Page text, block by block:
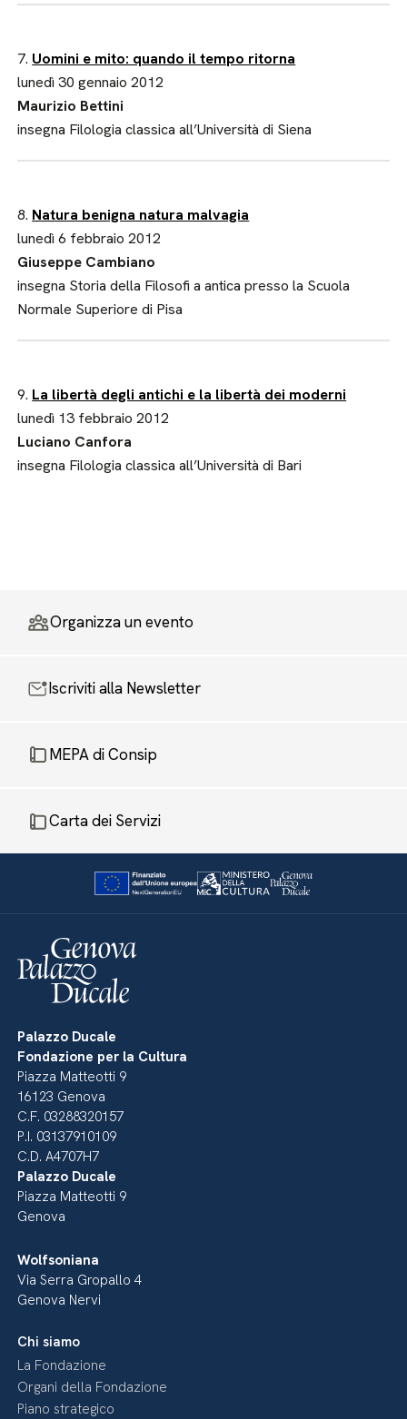
7. Uomini e mito: quando il tempo ritorna
lunedì 30 gennaio 2012
Maurizio Bettini
insegna Filologia classica all’Università di Siena
8. Natura benigna natura malvagia
lunedì 6 febbraio 2012
Giuseppe Cambiano
insegna Storia della Filosofi a antica presso la Scuola
Normale Superiore di Pisa
9. La libertà degli antichi e la libertà dei moderni
lunedì 13 febbraio 2012
Luciano Canfora
insegna Filologia classica all’Università di Bari
Organizza un evento
Iscriviti alla Newsletter
MEPA di Consip
Carta dei Servizi
Palazzo Ducale
Fondazione per la Cultura
Piazza Matteotti 9
16123 Genova
C.F. 03288320157
P.I. 03137910109
C.D. A4707H7
Palazzo Ducale
Piazza Matteotti 9
Genova
Wolfsoniana
Via Serra Gropallo 4
Genova Nervi
Chi siamo
La Fondazione
Organi della Fondazione
Piano strategico